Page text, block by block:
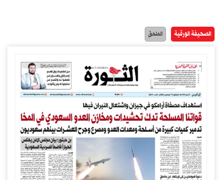
الصحيفة الورقية الملحق